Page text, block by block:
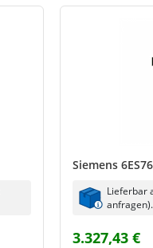
Siemens
Lieferbar
anfragen).
3.327,43 €